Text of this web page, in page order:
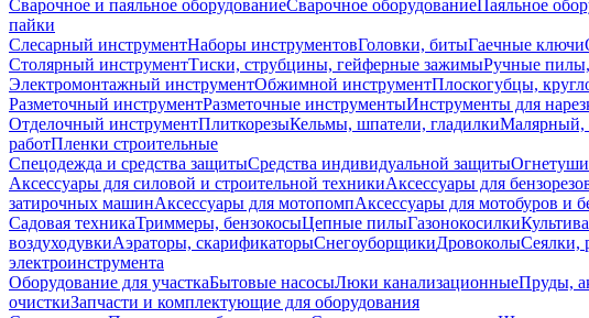
Сварочное и паяльное оборудованиеСварочное оборудованиеПаяльное
пайки
Слесарный инструментНаборы инструментовГоловки, битыГаечные ключи
Столярный инструментТиски, струбцины, гейферные зажимыРучные
Электромонтажный инструментОбжимной инструментПлоскогубцы,
Разметочный инструментРазметочные инструментыИнструменты для
Отделочный инструментПлиткорезыКельмы, шпатели, гладилкиМалярный,
работПленки строительные
Спецодежда и средства защитыСредства индивидуальной защиты
Аксессуары для силовой и строительной техникиАксессуары для
затирочных машинАксессуары для мотопомпАксессуары для мотобуров и
Садовая техникаТриммеры, бензокосыЦепные пилыГазонокосилки
воздуходувкиАэраторы, скарификаторыСнегоуборщикиДровоколыСеялки,
электроинструмента
Оборудование для участкаБытовые насосыЛюки канализационныеПруды,
очисткиЗапчасти и комплектующие для оборудования